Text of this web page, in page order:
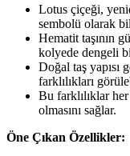
Lotus çiçeği,
sembolü olarak
Hematit taşının
kolyede dengeli
Doğal taş yapısı
farklılıkları
Bu farklılıklar
olmasını sağlar.
Öne Çıkan Özellikler: